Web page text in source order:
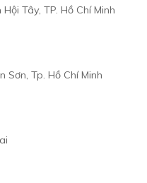
Tây, TP. Hồ Chí Minh
Sơn, Tp. Hồ Chí Minh